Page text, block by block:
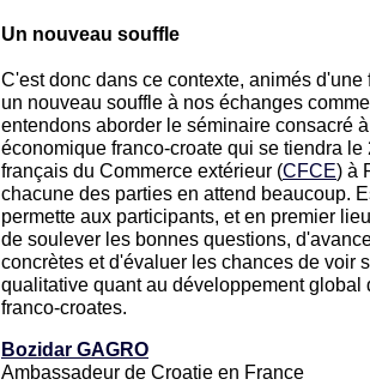
Un nouveau souffle
C'est donc dans ce contexte, animés
un nouveau souffle à nos échanges
entendons aborder le séminaire consacré
économique franco-croate qui se tiendra
français du Commerce extérieur (CFCE) à
chacune des parties en attend beaucoup.
permette aux participants, et en premier
de soulever les bonnes questions,
concrètes et d'évaluer les chances de voir
qualitative quant au développement
franco-croates.
Bozidar GAGRO
Ambassadeur de Croatie en France